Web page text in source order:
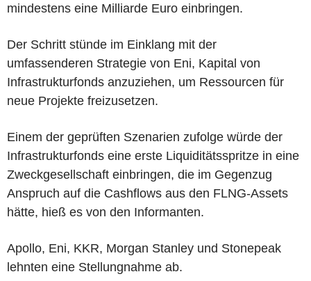
mindestens eine Milliarde Euro einbringen.
Der Schritt stünde im Einklang mit der
umfassenderen Strategie von Eni, Kapital von
Infrastrukturfonds anzuziehen, um Ressourcen für
neue Projekte freizusetzen.
Einem der geprüften Szenarien zufolge würde der
Infrastrukturfonds eine erste Liquiditätsspritze in eine
Zweckgesellschaft einbringen, die im Gegenzug
Anspruch auf die Cashflows aus den FLNG-Assets
hätte, hieß es von den Informanten.
Apollo, Eni, KKR, Morgan Stanley und Stonepeak
lehnten eine Stellungnahme ab.